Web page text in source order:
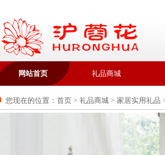
网站首页 礼品商城
您现在的位置： 首页 > 礼品商城 > 家居实用礼品